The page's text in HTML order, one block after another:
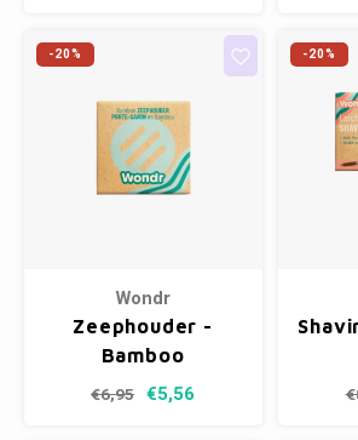
-20%
Wondr
Zeephouder -
Bamboo
€6,95 €5,56
-20%